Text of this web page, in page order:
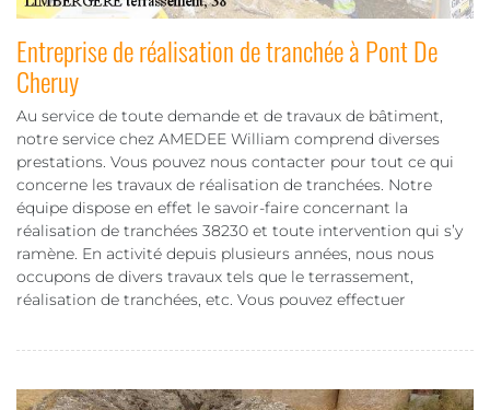
Entreprise de réalisation de tranchée à Pont De
Cheruy
Au service de toute demande et de travaux de bâtiment,
notre service chez AMEDEE William comprend diverses
prestations. Vous pouvez nous contacter pour tout ce qui
concerne les travaux de réalisation de tranchées. Notre
équipe dispose en effet le savoir-faire concernant la
réalisation de tranchées 38230 et toute intervention qui s’y
ramène. En activité depuis plusieurs années, nous nous
occupons de divers travaux tels que le terrassement,
réalisation de tranchées, etc. Vous pouvez effectuer